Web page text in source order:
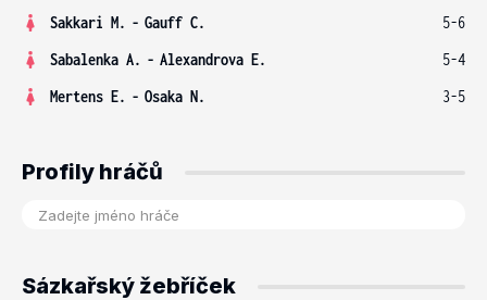
Sakkari M. - Gauff C.
5-6
Sabalenka A. - Alexandrova E.
5-4
Mertens E. - Osaka N. 3-5
Profily hráčů
Sázkařský žebříček